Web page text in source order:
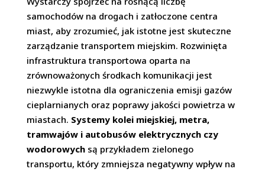
samochodów na drogach i zatłoczone centra
miast, aby zrozumieć, jak istotne jest skuteczne
zarządzanie transportem miejskim. Rozwinięta
infrastruktura transportowa oparta na
zrównoważonych środkach komunikacji jest
niezwykle istotna dla ograniczenia emisji gazów
cieplarnianych oraz poprawy jakości powietrza w
miastach. Systemy kolei miejskiej, metra,
tramwajów i autobusów elektrycznych czy
wodorowychsą przykładem zielonego
transportu, który zmniejsza negatywny wpływ na